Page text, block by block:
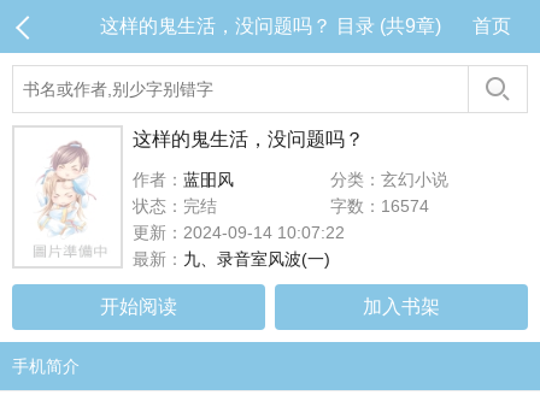
这样的鬼生活，没问题吗？ 目录 (共9章) 首页
这样的鬼生活，没问题吗？
作者： 蓝昍风
分类：玄幻小说
状态：完结
字数：16574
更新：2024-09-14 10:07:22
最新： 九、录音室风波(一)
开始阅读 加入书架
手机简介